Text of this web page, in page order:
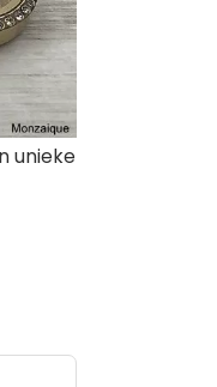
unieke